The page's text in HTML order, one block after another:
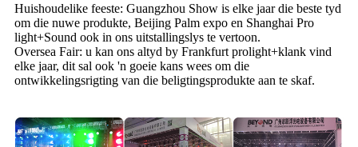
Huishoudelike feeste: Guangzhou Show is elke jaar die beste tyd
om die nuwe produkte, Beijing Palm expo en Shanghai Pro
light+Sound ook in ons uitstallingslys te vertoon.
Oversea Fair: u kan ons altyd by Frankfurt prolight+klank vind
elke jaar, dit sal ook 'n goeie kans wees om die
ontwikkelingsrigting van die beligtingsprodukte aan te skaf.